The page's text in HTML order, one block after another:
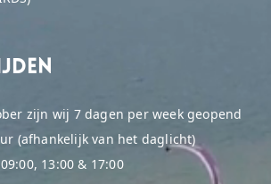
zijn wij 7 dagen per week geopend
(afhankelijk van het daglicht)
13:00 & 17:00